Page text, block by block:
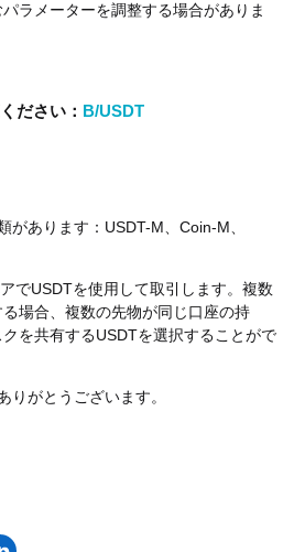
ラメーターを調整する場合がありま
ださい： B/USDT
があります：USDT-M、Coin-M、
でUSDTを使用して取引します。複数
場合、複数の先物が同じ口座の持
を共有するUSDTを選択することがで
りがとうございます。